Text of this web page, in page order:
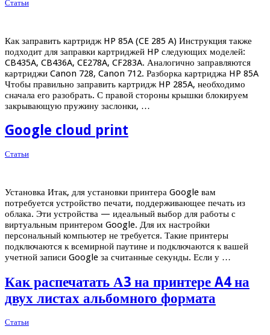
Статьи
Как заправить картридж HP 85A (CE 285 A) Инструкция также
подходит для заправки картриджей HP следующих моделей:
CB435A, CB436A, CE278A, CF283A. Аналогично заправляются
картриджи Canon 728, Canon 712. Разборка картриджа HP 85A
Чтобы правильно заправить картридж HP 285A, необходимо
сначала его разобрать. С правой стороны крышки блокируем
закрывающую пружину заслонки, …
Google cloud print
Статьи
Установка Итак, для установки принтера Google вам
потребуется устройство печати, поддерживающее печать из
облака. Эти устройства — идеальный выбор для работы с
виртуальным принтером Google. Для их настройки
персональный компьютер не требуется. Такие принтеры
подключаются к всемирной паутине и подключаются к вашей
учетной записи Google за считанные секунды. Если у …
Как распечатать А3 на принтере A4 на
двух листах альбомного формата
Статьи